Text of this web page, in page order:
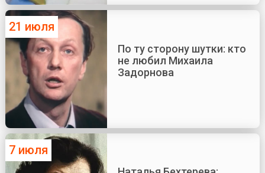
21 июля
По ту сторону шутки: кто
не любил Михаила
Задорнова
7 июля